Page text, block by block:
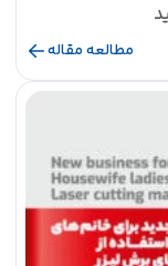
مطالعه مقاله